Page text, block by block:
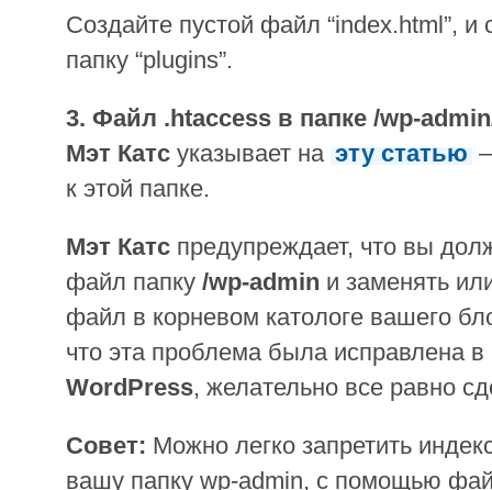
Создайте пустой файл “index.html”, и
папку “plugins”.
3. Файл .htaccess в папке /wp-
Мэт Катс указывает на эту статью
к этой папке.
Мэт Катс предупреждает, что вы
файл папку /wp-admin и заменять
файл в корневом катологе вашего
что эта проблема была исправлена
WordPress, желательно все равно
Совет: Можно легко запретить
вашу папку wp-admin, с помощью